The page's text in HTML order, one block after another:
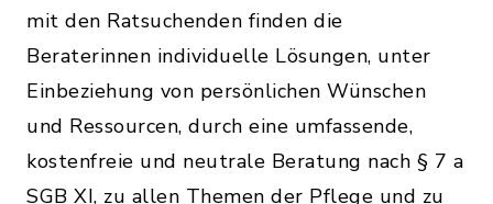
mit den Ratsuchenden finden die
Beraterinnen individuelle Lösungen, unter
Einbeziehung von persönlichen Wünschen
und Ressourcen, durch eine umfassende,
kostenfreie und neutrale Beratung nach § 7 a
SGB XI, zu allen Themen der Pflege und zu